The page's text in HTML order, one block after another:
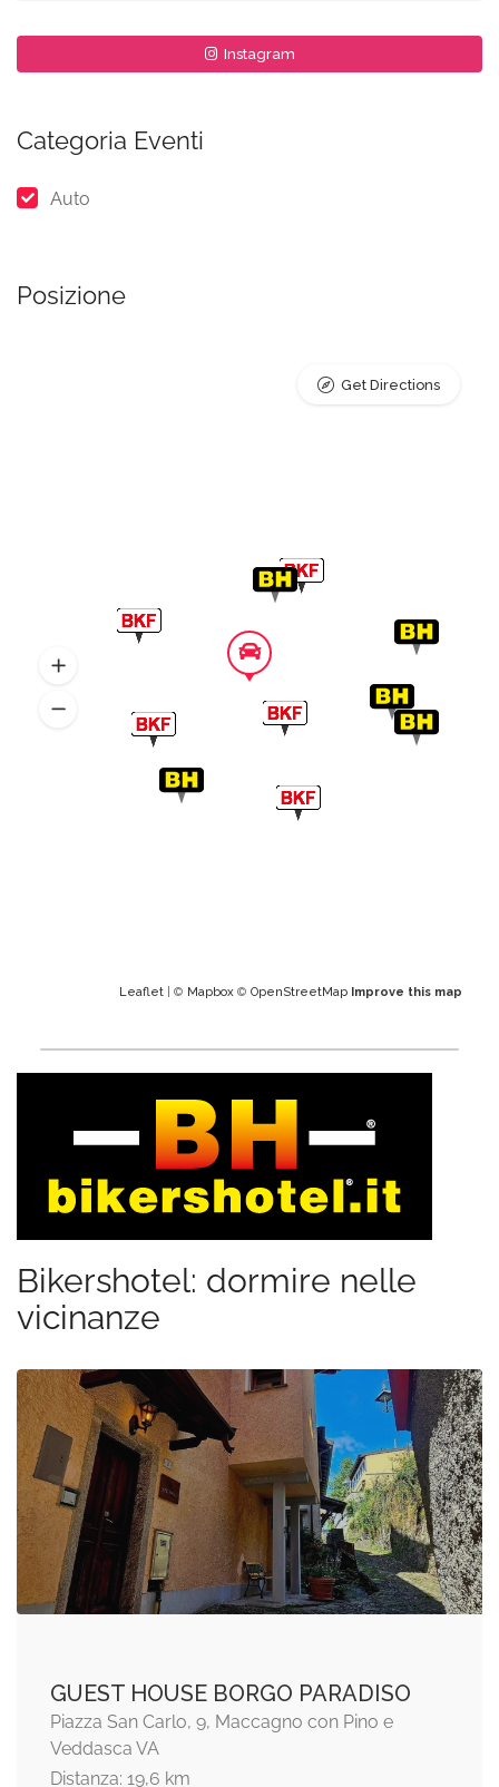
Instagram
Categoria Eventi
Auto
Posizione
Leaflet | © Mapbox © OpenStreetMap Improve this map
Get Directions
Bikershotel: dormire nelle
vicinanze
GUEST HOUSE BORGO PARADISO
Piazza San Carlo, 9, Maccagno con Pino e
Veddasca VA
Distanza: 19,6 km